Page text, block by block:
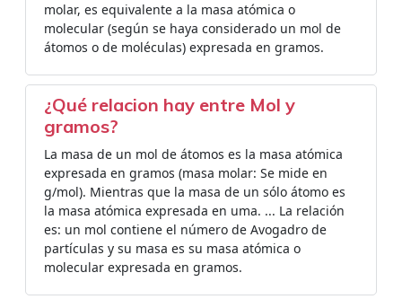
molar, es equivalente a la masa atómica o
molecular (según se haya considerado un mol de
átomos o de moléculas) expresada en gramos.
¿Qué relacion hay entre Mol y
gramos?
La masa de un mol de átomos es la masa atómica
expresada en gramos (masa molar: Se mide en
g/mol). Mientras que la masa de un sólo átomo es
la masa atómica expresada en uma. ... La relación
es: un mol contiene el número de Avogadro de
partículas y su masa es su masa atómica o
molecular expresada en gramos.